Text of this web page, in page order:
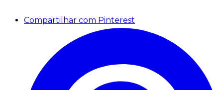
Compartilhar com Pinterest